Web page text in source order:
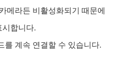
메라든 비활성화되기 때문에
시합니다.
를 계속 연결할 수 있습니다.